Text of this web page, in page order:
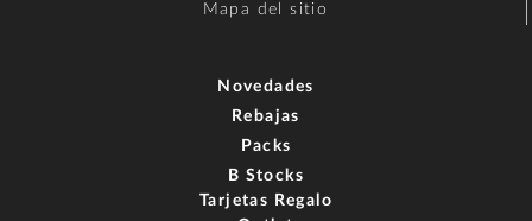
Mapa del sitio
Novedades
Rebajas
Packs
B Stocks
Tarjetas Regalo